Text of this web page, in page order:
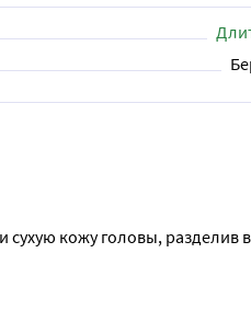
сухую кожу головы,